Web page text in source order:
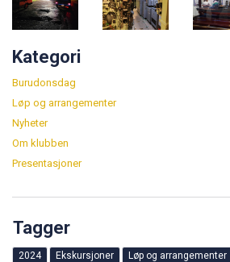
Kategori
Burudonsdag
Løp og arrangementer
Nyheter
Om klubben
Presentasjoner
Tagger
2024 Ekskursjoner Løp og arrangementer